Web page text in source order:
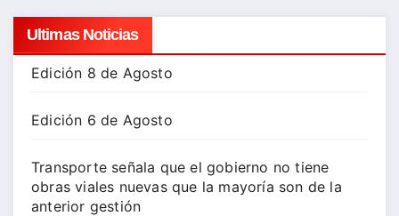
entradas
Ultimas Noticias
Edición 8 de Agosto
Edición 6 de Agosto
Transporte señala que el gobierno no tiene
obras viales nuevas que la mayoría son de la
anterior gestión